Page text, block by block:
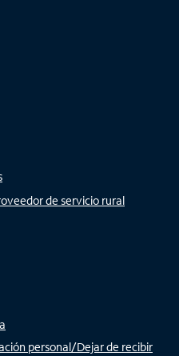
de servicio rural
personal/Dejar de recibir